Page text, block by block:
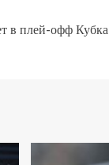
в плей-офф Кубка